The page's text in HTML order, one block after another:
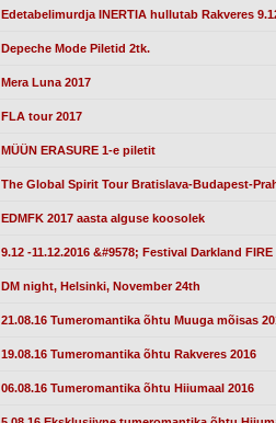
Edetabelimurdja INERTIA hullutab Rakveres
Depeche Mode Piletid 2tk.
Mera Luna 2017
FLA tour 2017
MÜÜN ERASURE 1-e piletit
The Global Spirit Tour Bratislava-Budapest-
EDMFK 2017 aasta alguse koosolek
9.12 -11.12.2016 &#9578; Festival Darkland FIRE
DM night, Helsinki, November 24th
21.08.16 Tumeromantika õhtu Muuga mõisas
19.08.16 Tumeromantika õhtu Rakveres 2016
06.08.16 Tumeromantika õhtu Hiiumaal 2016